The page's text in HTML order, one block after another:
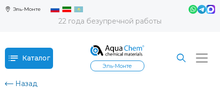
Эль-Монте
22 года безупречной работы
Каталог
Эль-Монте
Назад